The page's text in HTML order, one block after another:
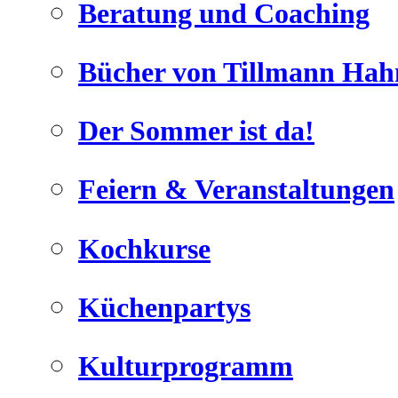
keine sind.
Ein Potpourrie professioneller Rezepte.
Für Liebhaber der einfachen und
immer mit der besonderen Note.
Beratung und Coaching
Bücher von Tillmann
Der Sommer ist da!
Feiern & Veranstaltungen
Kochkurse
Küchenpartys
Kulturprogramm